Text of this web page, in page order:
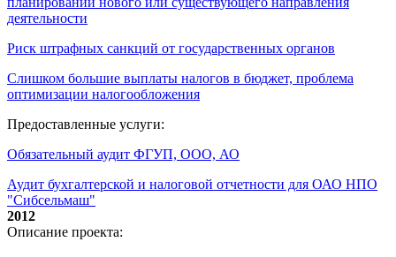
деятельности
Риск штрафных санкций от государственных органов
Слишком большие выплаты налогов в бюджет, проблема
оптимизации налогообложения
Предоставленные услуги:
Обязательный аудит ФГУП, ООО, АО
Аудит бухгалтерской и налоговой отчетности для ОАО НПО
"Сибсельмаш"
2012
Описание проекта: